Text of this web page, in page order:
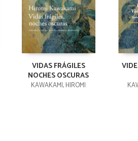
VIDAS FRÁGILES
NOCHES OSCURAS
KAWAKAMI, HIROMI